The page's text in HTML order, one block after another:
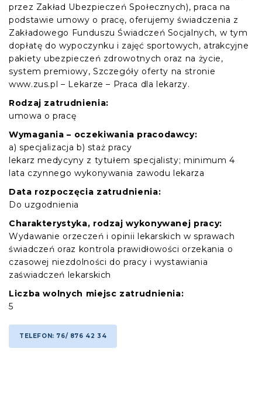
przez Zakład Ubezpieczeń Społecznych), praca na
podstawie umowy o pracę, oferujemy świadczenia z
Zakładowego Funduszu Świadczeń Socjalnych, w tym
dopłatę do wypoczynku i zajęć sportowych, atrakcyjne
pakiety ubezpieczeń zdrowotnych oraz na życie,
system premiowy, Szczegóły oferty na stronie
www.zus.pl – Lekarze – Praca dla lekarzy.
Rodzaj zatrudnienia:
umowa o pracę
Wymagania – oczekiwania pracodawcy:
a) specjalizacja b) staż pracy
lekarz medycyny z tytułem specjalisty; minimum 4
lata czynnego wykonywania zawodu lekarza
Data rozpoczęcia zatrudnienia:
Do uzgodnienia
Charakterystyka, rodzaj wykonywanej pracy:
Wydawanie orzeczeń i opinii lekarskich w sprawach
świadczeń oraz kontrola prawidłowości orzekania o
czasowej niezdolności do pracy i wystawiania
zaświadczeń lekarskich
Liczba wolnych miejsc zatrudnienia:
5
TELEFON: 76/ 876 42 34